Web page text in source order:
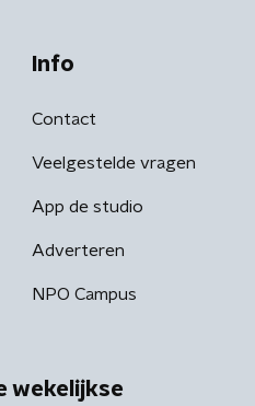
Info
Contact
Veelgestelde vragen
App de studio
Adverteren
NPO Campus
wekelijkse